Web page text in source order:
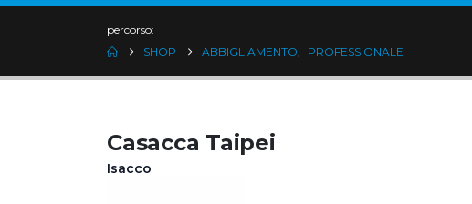
percorso:
SHOP
ABBIGLIAMENTO, PROFESSIONALE
Casacca Taipei
Isacco